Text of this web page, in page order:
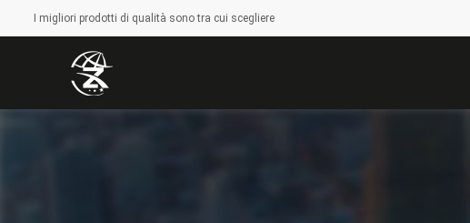
I migliori prodotti di qualità sono tra cui scegliere